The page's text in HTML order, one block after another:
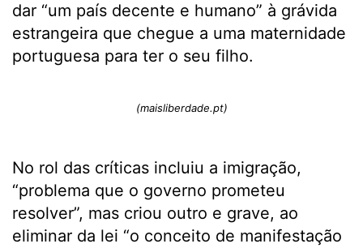
dar “um país decente e humano” à grávida
estrangeira que chegue a uma maternidade
portuguesa para ter o seu filho.
(maisliberdade.pt)
No rol das críticas incluiu a imigração,
“problema que o governo prometeu
resolver”, mas criou outro e grave, ao
eliminar da lei “o conceito de manifestação